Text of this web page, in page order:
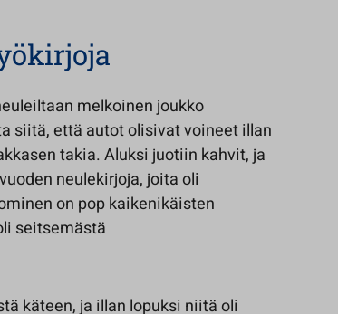
melkoinen joukko
siitä, että autot olisivat voineet illan
takia. Aluksi juotiin kahvit, ja
neulekirjoja, joita oli
on pop kaikenikäisten
seitsemästä
käteen, ja illan lopuksi niitä oli